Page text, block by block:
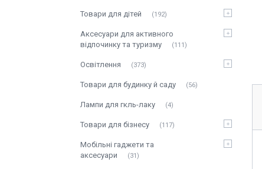
Товари для дітей 192
Аксесуари для активного
відпочинку та туризму
111
Освітлення 373
Товари для будинку й саду 56
Лампи для гкль-лаку 4
Товари для бізнесу 117
Мобільні гаджети та
аксесуари
31